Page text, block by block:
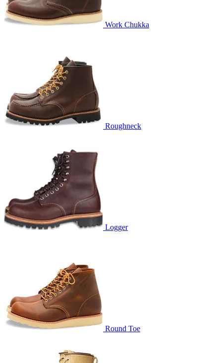
Work Chukka
Roughneck
Logger
Round Toe